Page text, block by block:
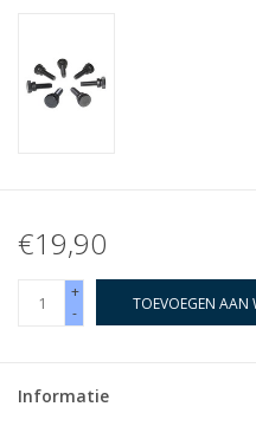
Cadeaubonnen
€19,90
+
-
TOEVOEGEN AAN
Informatie